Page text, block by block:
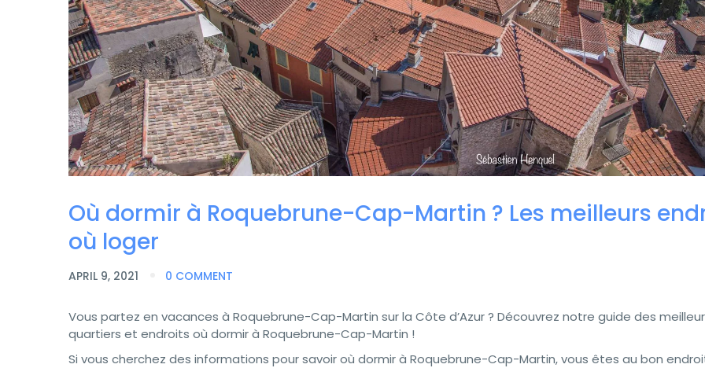
Où dormir à Roquebrune-Cap-Martin ? Les meilleurs
où loger
APRIL 9, 2021 0 COMMENT
Vous partez en vacances à Roquebrune-Cap-Martin sur la Côte d’Azur ? Découvrez notre guide des
quartiers et endroits où dormir à Roquebrune-Cap-Martin !
Si vous cherchez des informations pour savoir où dormir à Roquebrune-Cap-Martin, vous êtes au bon